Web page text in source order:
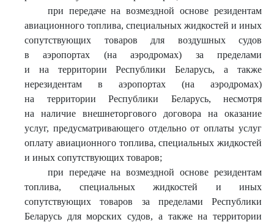
при передаче на возмездной основе резидентам
авиационного топлива, специальных жидкостей и иных
сопутствующих товаров для воздушных судов
в аэропортах (на аэродромах) за пределами
и на территории Республики Беларусь, а также
нерезидентам в аэропортах (на аэродромах)
на территории Республики Беларусь, несмотря
на наличие внешнеторгового договора на оказание
услуг, предусматривающего отдельно от оплаты услуг
оплату авиационного топлива, специальных жидкостей
и иных сопутствующих товаров;
при передаче на возмездной основе резидентам
топлива, специальных жидкостей и иных
сопутствующих товаров за пределами Республики
Беларусь для морских судов, а также на территории